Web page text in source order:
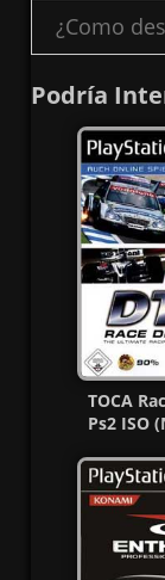
¿Como
Podría
TOCA
Ps2 ISO